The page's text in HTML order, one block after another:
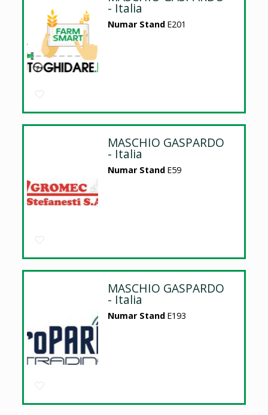
- Italia
Numar Stand E201
MASCHIO GASPARDO
- Italia
Numar Stand E59
MASCHIO GASPARDO
- Italia
Numar Stand E193